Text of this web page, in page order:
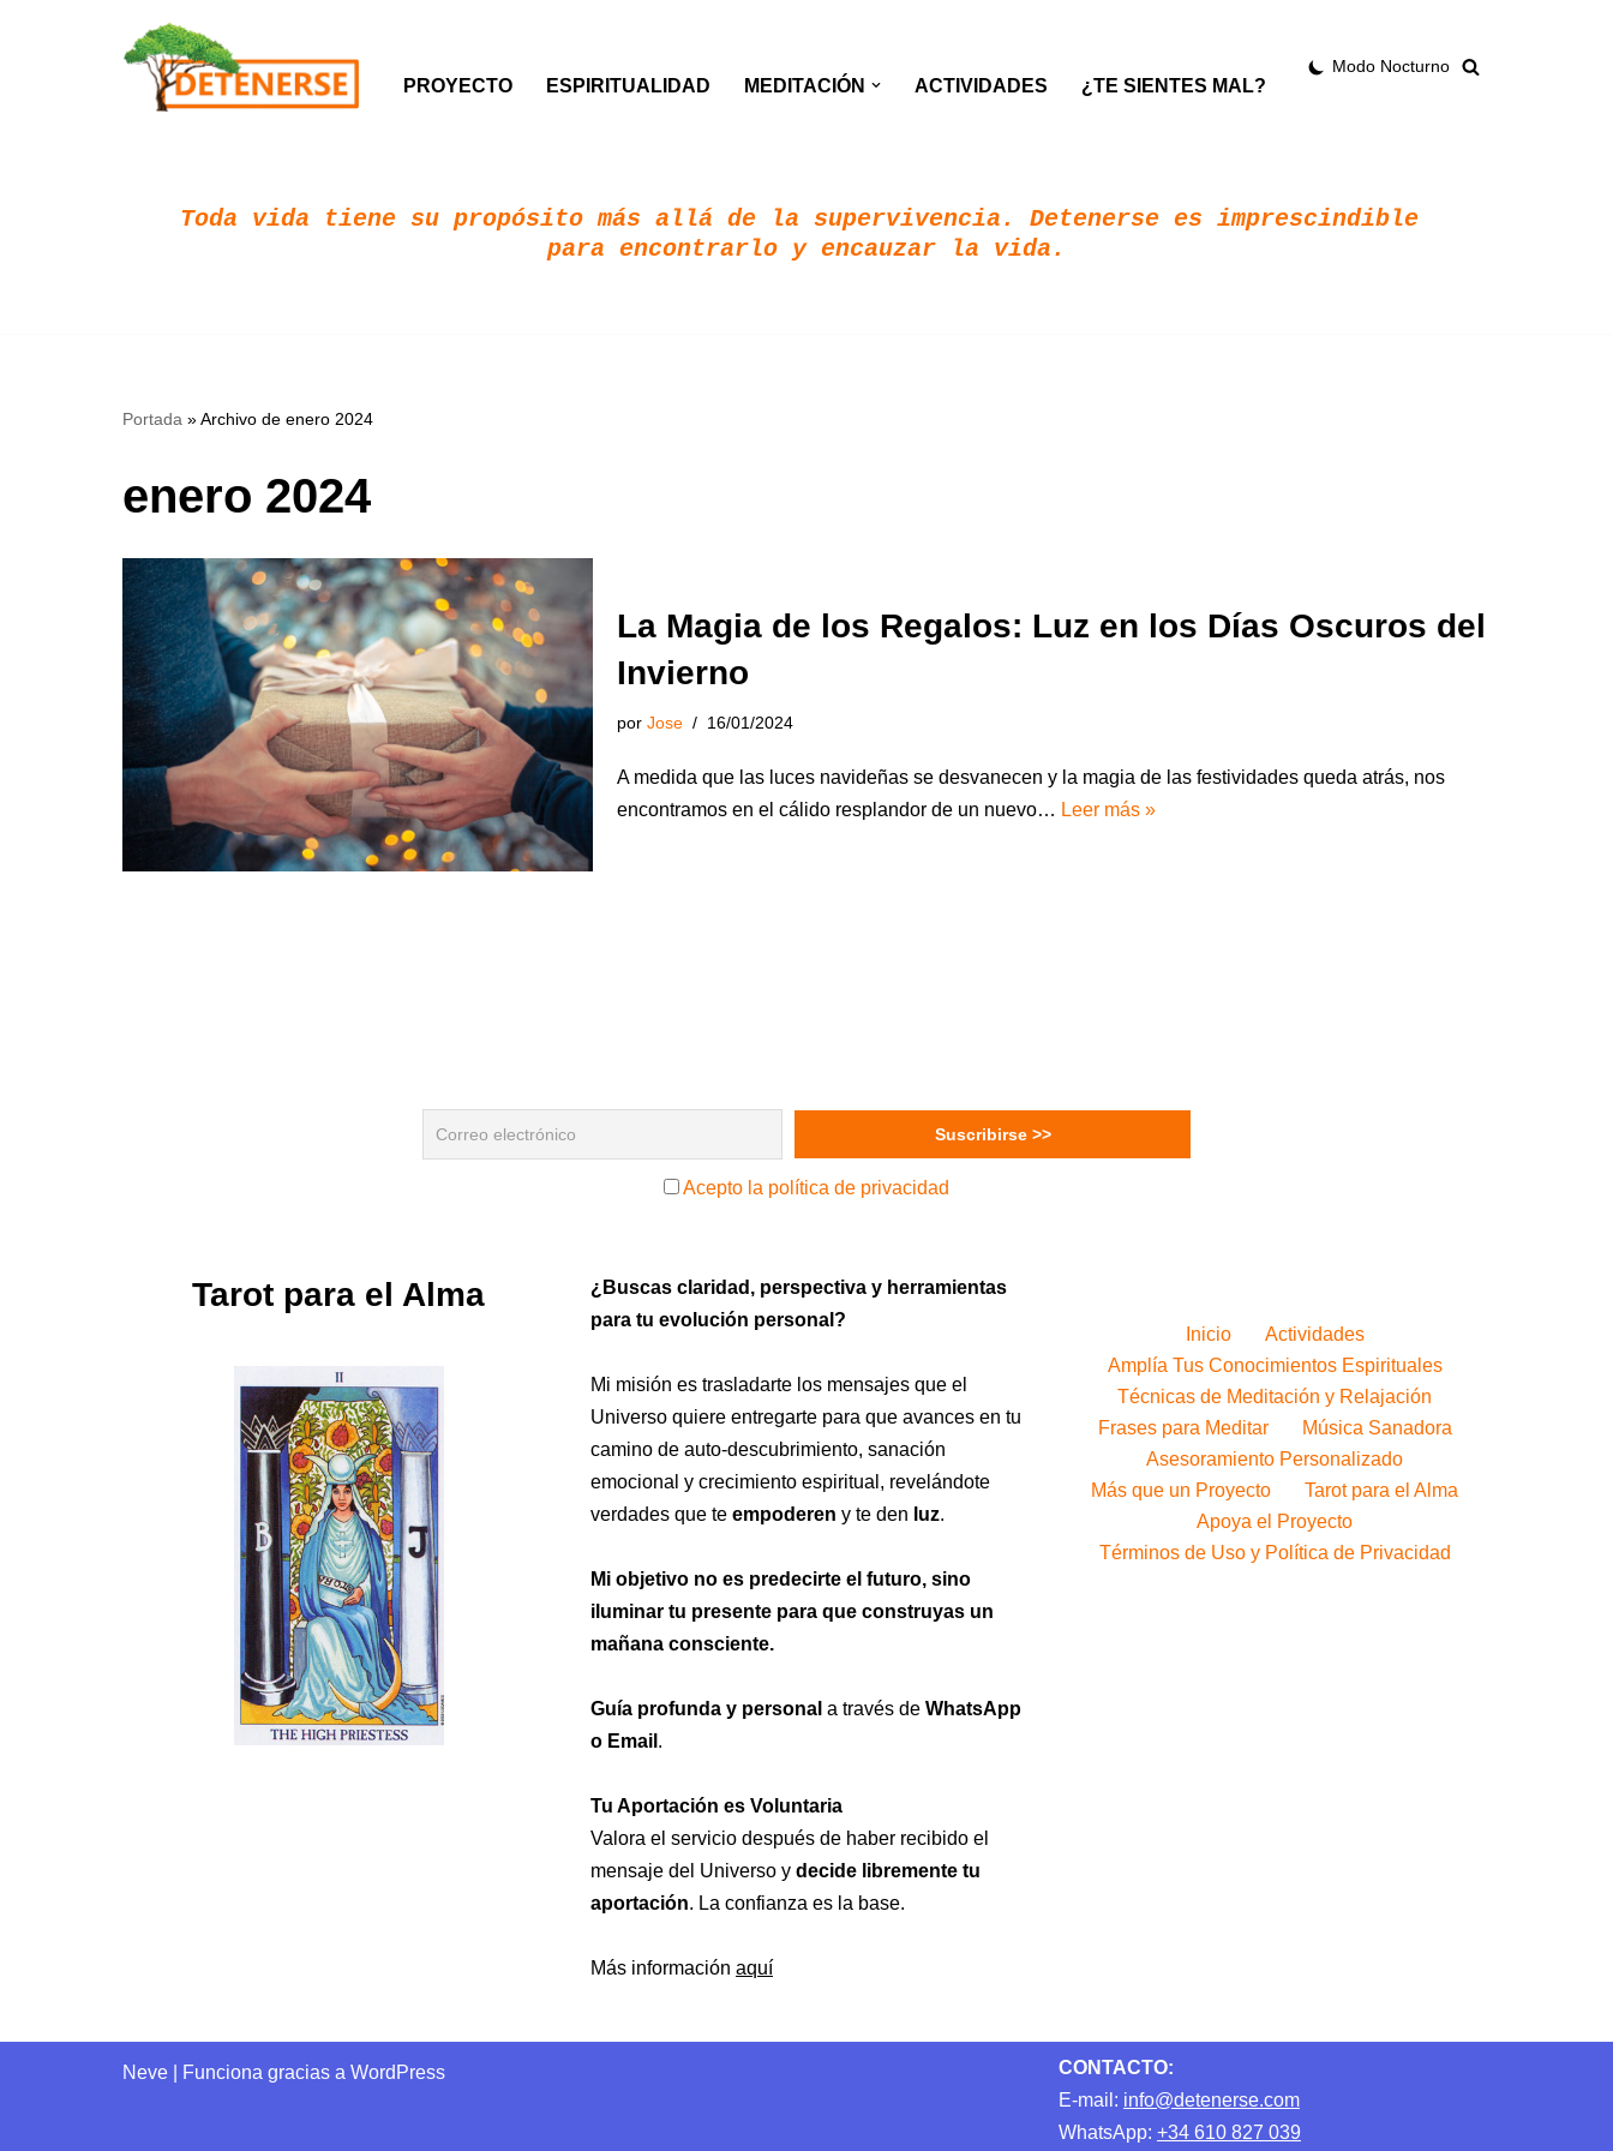
PROYECTO ESPIRITUALIDAD MEDITACIÓN ACTIVIDADES ¿TE SIENTES MAL?
Modo Nocturno
Toda vida tiene su propósito más allá de la supervivencia. Detenerse es imprescindible
para encontrarlo y encauzar la vida.
Portada »Archivo de enero 2024
enero 2024
La Magia de los Regalos: Luz en los Días Oscuros del
Invierno
por Jose 16/01/2024
A medida que las luces navideñas se desvanecen y la magia de las festividades queda atrás, nos
encontramos en el cálido resplandor de un nuevo… Leer más »
Acepto la política de privacidad
Tarot para el Alma
¿Buscas claridad, perspectiva y herramientas
para tu evolución personal?
Mi misión es trasladarte los mensajes que el
Universo quiere entregarte para que avances en tu
camino de auto-descubrimiento, sanación
emocional y crecimiento espiritual, revelándote
verdades que te empoderen y te den luz.
Mi objetivo no es predecirte el futuro, sino
iluminar tu presente para que construyas un
mañana consciente.
Guía profunda y personal a través de WhatsApp
o Email .
Tu Aportación es Voluntaria
Valora el servicio después de haber recibido el
mensaje del Universo y decide libremente tu
aportación. La confianza es la base.
Más información aquí
Inicio
Actividades
Amplía Tus Conocimientos Espirituales
Técnicas de Meditación y Relajación
Frases para Meditar
Música Sanadora
Asesoramiento Personalizado
Más que un Proyecto
Tarot para el Alma
Apoya el Proyecto
Términos de Uso y Política de Privacidad
Neve | Funciona gracias a WordPress
CONTACTO:
E-mail: info@detenerse.com
WhatsApp: +34 610 827 039